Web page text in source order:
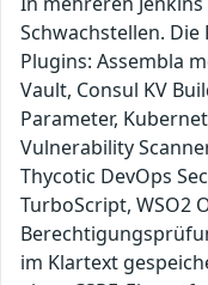
Schwachstellen.
Plugins: Assembla
Vault, Consul KV
Parameter,
Vulnerability
Thycotic DevOps
TurboScript, WSO2
im Klartext